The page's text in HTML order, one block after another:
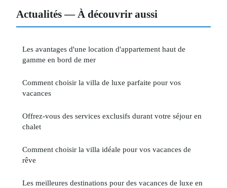
Actualités — À découvrir aussi
Les avantages d'une location d'appartement haut de
gamme en bord de mer
Comment choisir la villa de luxe parfaite pour vos
vacances
Offrez-vous des services exclusifs durant votre séjour en
chalet
Comment choisir la villa idéale pour vos vacances de
rêve
Les meilleures destinations pour des vacances de luxe en